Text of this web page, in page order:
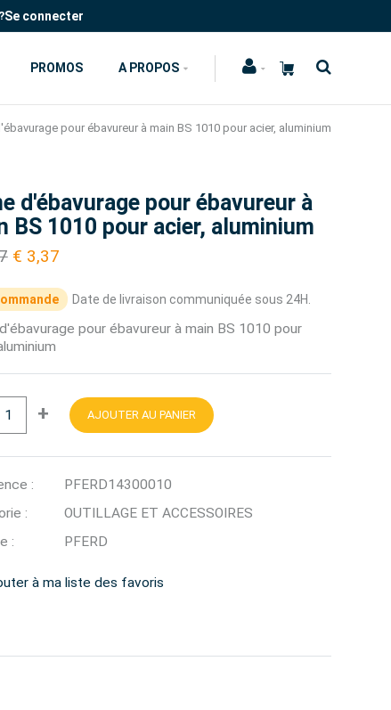
Se connecter
PROMOS A PROPOS
pour ébavureur à main BS 1010 pour acier, aluminium
d'ébavurage pour ébavureur à
BS 1010 pour acier, aluminium
€ 3,37
Date de livraison communiquée sous 24H.
pour ébavureur à main BS 1010 pour
+ AJOUTER AU PANIER
:
PFERD14300010
:
OUTILLAGE ET ACCESSOIRES
:
PFERD
à ma liste des favoris